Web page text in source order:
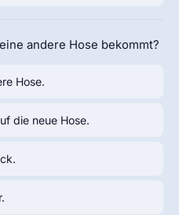
andere Hose bekommt?
Hose.
die neue Hose.